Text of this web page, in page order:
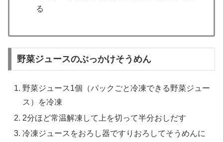
る
野菜ジュースのぶっかけそうめん
野菜ジュース1個（パックごと冷凍できる野菜ジュー
ス）を冷凍
2分ほど常温解凍して上を切って半分おしだす
冷凍ジュースをおろし器ですりおろしてそうめんに